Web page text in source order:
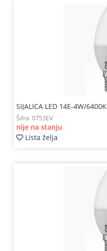
SIJALICA LED 14E-4W/6400K
Šifra: 0753EV
nije na stanju
Lista želja